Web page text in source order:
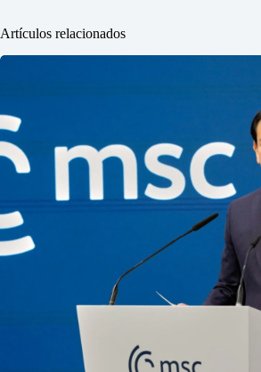
Artículos relacionados